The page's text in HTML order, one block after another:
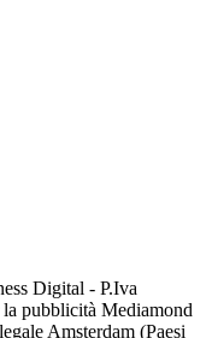
Digital - P.Iva
pubblicità Mediamond
Amsterdam (Paesi